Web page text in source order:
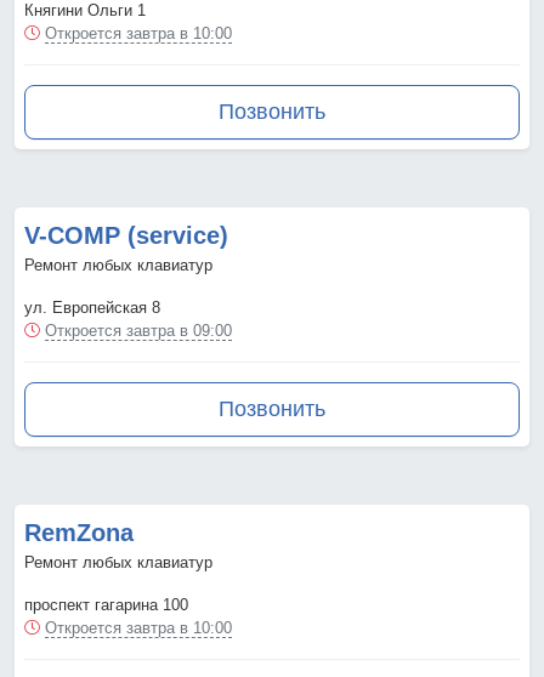
Княгини Ольги 1
Откроется завтра в 10:00
Позвонить
V-COMP (service)
Ремонт любых клавиатур
ул. Европейская 8
Откроется завтра в 09:00
Позвонить
RemZona
Ремонт любых клавиатур
проспект гагарина 100
Откроется завтра в 10:00